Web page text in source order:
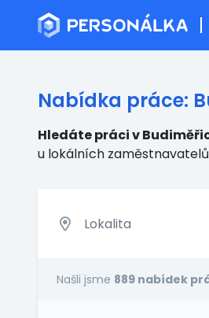
Nabídka práce:
Hledáte práci v
u lokálních zaměstnavatelů
Našli jsme 889 nabídek